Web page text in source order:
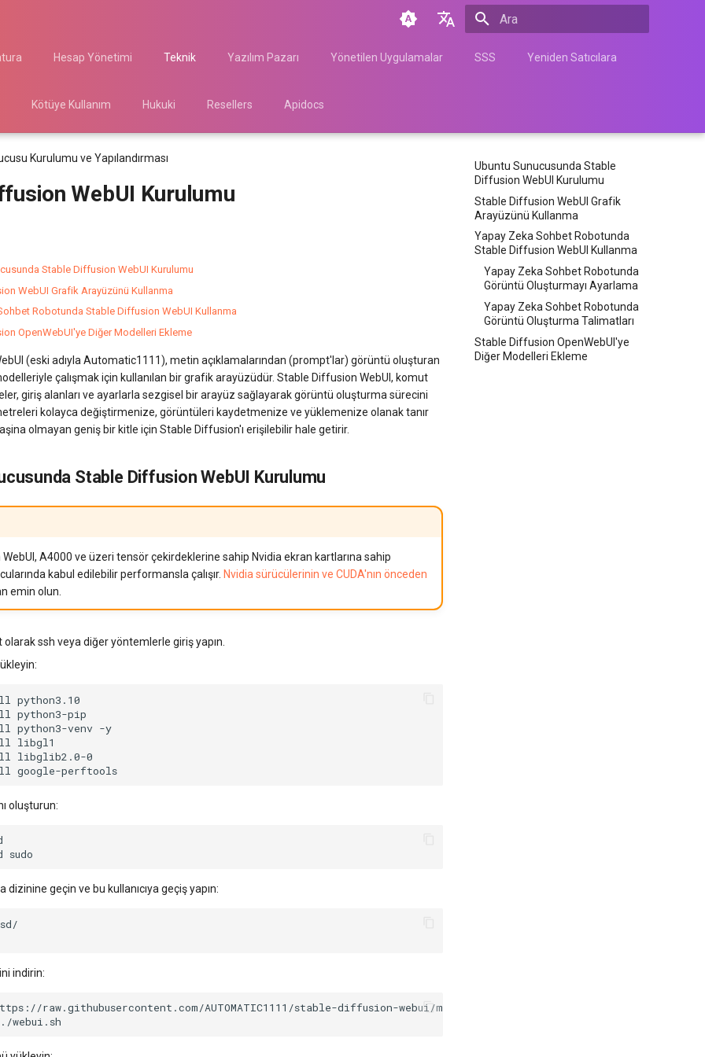
English
Español
Hesap Yönetimi Teknik Yazılım Pazarı Yönetilen Uygulamalar SSS Yeniden Satıcılara
Kötüye Kullanım Hukuki Resellers Apidocs
Ubuntu Sunucusunda Stable
Diffusion WebUI Kurulumu
Stable Diffusion WebUI Grafik
Arayüzünü Kullanma
Yapay Zeka Sohbet Robotunda
Stable Diffusion WebUI Kullanma
Yapay Zeka Sohbet Robotunda
Görüntü Oluşturmayı Ayarlama
Yapay Zeka Sohbet Robotunda
Görüntü Oluşturma Talimatları
Stable Diffusion OpenWebUI'ye
Diğer Modelleri Ekleme
Kurulumu ve Yapılandırması
WebUI Kurulumu
Stable Diffusion WebUI Kurulumu
WebUI Grafik Arayüzünü Kullanma
Robotunda Stable Diffusion WebUI Kullanma
OpenWebUI'ye Diğer Modelleri Ekleme
(eski adıyla Automatic1111), metin açıklamalarından (prompt'lar) görüntü oluşturan
çalışmak için kullanılan bir grafik arayüzüdür. Stable Diffusion WebUI, komut
giriş alanları ve ayarlarla sezgisel bir arayüz sağlayarak görüntü oluşturma sürecini
kolayca değiştirmenize, görüntüleri kaydetmenize ve yüklemenize olanak tanır
olmayan geniş bir kitle için Stable Diffusion'ı erişilebilir hale getirir.
Stable Diffusion WebUI Kurulumu
A4000 ve üzeri tensör çekirdeklerine sahip Nvidia ekran kartlarına sahip
kabul edilebilir performansla çalışır. Nvidia sürücülerinin ve CUDA'nın önceden
emin olun.
ssh veya diğer yöntemlerle giriş yapın.
python3-venv
libgl1
oluşturun:
dizinine geçin ve bu kullanıcıya geçiş yapın:
indirin: